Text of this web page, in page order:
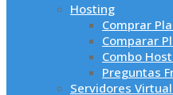
Hosting
Comprar
Comparar
Combo
Preguntas
Servidores